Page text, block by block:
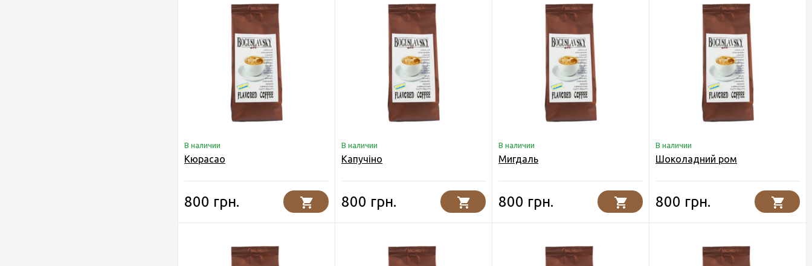
В наличии
Кюрасао
800 грн.
В наличии
Капучіно
800 грн.
В наличии
Мигдаль
800 грн.
В наличии
Шоколадний ром
800 грн.